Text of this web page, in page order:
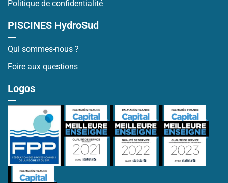
Politique de confidentialité
PISCINES HydroSud
Qui sommes-nous ?
Foire aux questions
Logos